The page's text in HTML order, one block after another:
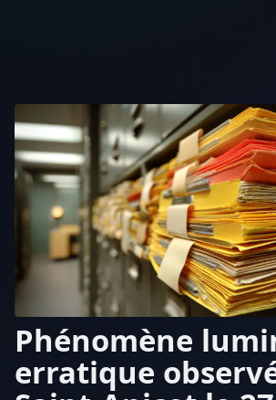
Phénomène
erratique